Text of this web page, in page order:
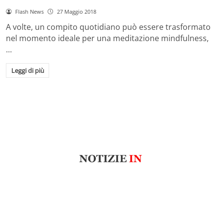
Flash News 27 Maggio 2018
A volte, un compito quotidiano può essere trasformato
nel momento ideale per una meditazione mindfulness,
…
Leggi di più